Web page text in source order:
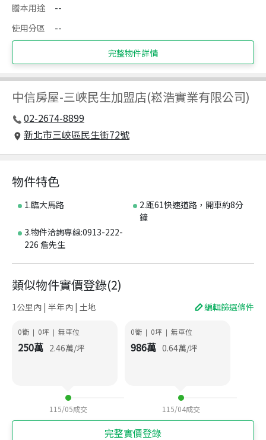
謄本用途
--
使用分區
--
完整物件詳情
中信房屋-三峽民生加盟店(崧浩實業有限公司)
02-2674-8899
新北市三峽區民生街72號
物件特色
1.臨大馬路
2.距61快速道路，開車約8分
鐘
3.物件洽詢專線:0913-222-
226 詹先生
類似物件實價登錄(2)
1公里內 | 半年內 | 土地 編輯篩選條件
0衛 | 0坪 | 無車位
250萬 2.46萬/坪
115/05成交
0衛 | 0坪 | 無車位
986萬 0.64萬/坪
115/04成交
完整實價登錄